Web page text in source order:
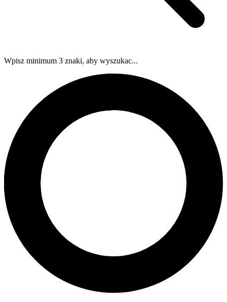
Wpisz minimum 3 znaki, aby wyszukac...